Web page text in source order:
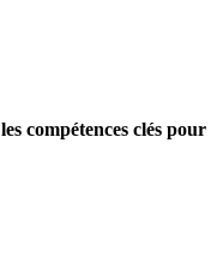
compétences clés pour